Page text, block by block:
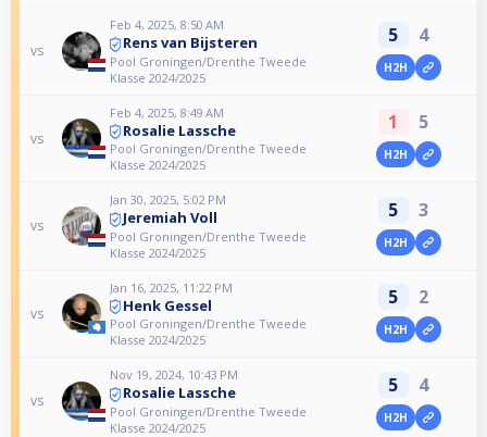
vs
Feb 4, 2025, 8:50 AM
Rens van Bijsteren
Pool Groningen/Drenthe Tweede
Klasse 2024/2025
5 4
H2H
vs
Feb 4, 2025, 8:49 AM
Rosalie Lassche
Pool Groningen/Drenthe Tweede
Klasse 2024/2025
1 5
H2H
vs
Jan 30, 2025, 5:02 PM
Jeremiah Voll
Pool Groningen/Drenthe Tweede
Klasse 2024/2025
5 3
H2H
vs
Jan 16, 2025, 11:22 PM
Henk Gessel
Pool Groningen/Drenthe Tweede
Klasse 2024/2025
5 2
H2H
vs
Nov 19, 2024, 10:43 PM
Rosalie Lassche
Pool Groningen/Drenthe Tweede
Klasse 2024/2025
5 4
H2H